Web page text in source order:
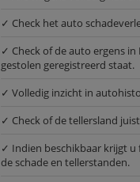
✓ Check het auto
✓ Check of de auto ergens in
gestolen geregistreerd staat.
✓ Volledig inzicht in
✓ Check of de tellersland
✓ Indien beschikbaar krijgt u
de schade en tellerstanden.